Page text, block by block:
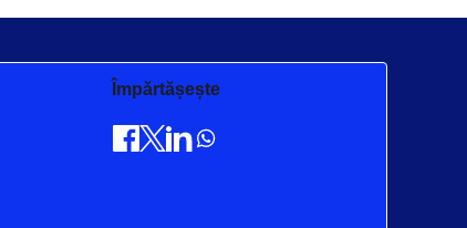
Împărtășește